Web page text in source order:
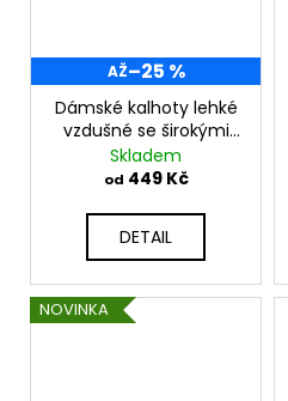
AŽ–25 %
Dámské kalhoty lehké
vzdušné se širokými
nohavicemi K3180
Skladem
od 449 Kč
DETAIL
NOVINKA